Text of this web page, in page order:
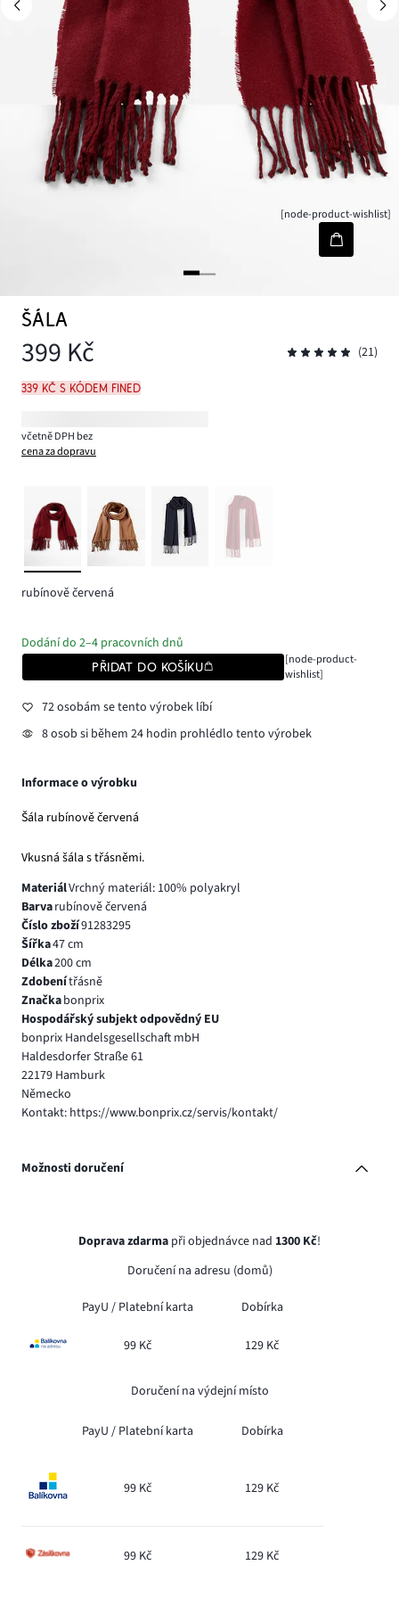
[node-product-wishlist]
ŠÁLA
399 Kč (21)
339 Kč s kódem FINED
včetně DPH bez
cena za dopravu
rubínově červená
Dodání do 2–4 pracovních dnů
PŘIDAT DO KOŠÍKU
[node-product-
wishlist]
72 osobám se tento výrobek líbí
8 osob si během 24 hodin prohlédlo tento výrobek
Informace o výrobku
Šála rubínově červená
Vkusná šála s třásněmi.
MateriálVrchný materiál: 100% polyakryl
Barvarubínově červená
Číslo zboží91283295
Šířka47 cm
Délka200 cm
Zdobenítřásně
Značkabonprix
Hospodářský subjekt odpovědný EU
bonprix Handelsgesellschaft mbH
Haldesdorfer Straße 61
22179 Hamburk
Německo
Kontakt: https://www.bonprix.cz/servis/kontakt/
Možnosti doručení
Doprava zdarma při objednávce nad 1300 Kč!
Doručení na adresu (domů)
PayU / Platební karta Dobírka
99 Kč 129 Kč
Doručení na výdejní místo
PayU / Platební karta Dobírka
99 Kč 129 Kč
99 Kč 129 Kč